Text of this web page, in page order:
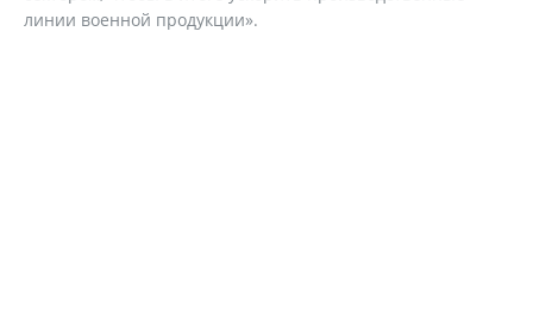
линии военной продукции».